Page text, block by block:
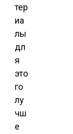
тер
иа
лы
дл
я
это
го
лу
чш
е